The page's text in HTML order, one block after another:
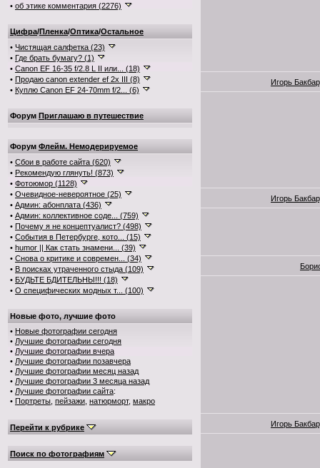
• об этике комментария (2276)
Цифра/Пленка/Оптика/Остальное
• Чистящая салфетка (23)
• Где брать бумагу? (1)
• Canon EF 16-35 f/2.8 L II или... (18)
• Продаю canon extender ef 2x III (8)
• Куплю Canon EF 24-70mm f/2... (6)
Форум Приглашаю в путешествие
Форум Флейм. Немодерируемое
• Сбои в работе сайта (620)
• Рекомендую глянуть! (873)
• Фотоюмор (1128)
• Очевидное-невероятное (25)
• Админ: абонплата (436)
• Админ: коллективное соде... (759)
• Почему я не концептуалист? (498)
• События в Петербурге, кото... (15)
• humor || Как стать знамени... (39)
• Снова о критике и современ... (34)
• В поисках утраченного стыда (109)
• БУДЬТЕ БДИТЕЛЬНЫ!!! (18)
• О специфических модных т... (100)
Новые фото, лучшие фото
• Новые фотографии сегодня
• Лучшие фотографии сегодня
• Лучшие фотографии вчера
• Лучшие фотографии позавчера
• Лучшие фотографии месяц назад
• Лучшие фотографии 3 месяца назад
• Лучшие фотографии сайта:
• Портреты пейзажи натюрморт, макро
Перейти к рубрике
Поиск по фотографиям
Игорь
Игорь
Игорь